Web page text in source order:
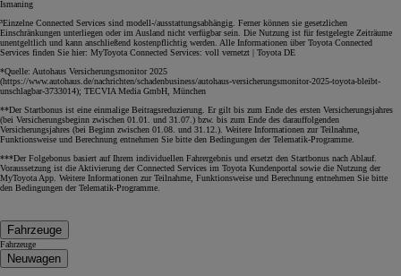
Ismaning
³Einzelne Connected Services sind modell-/ausstattungsabhängig. Ferner können sie gesetzlichen
Einschränkungen unterliegen oder im Ausland nicht verfügbar sein. Die Nutzung ist für festgelegte Zeiträume
unentgeltlich und kann anschließend kostenpflichtig werden. Alle Informationen über Toyota Connected
Services finden Sie hier: MyToyota Connected Services: voll vernetzt | Toyota DE
*Quelle: Autohaus Versicherungsmonitor 2025
(https://www.autohaus.de/nachrichten/schadenbusiness/autohaus-versicherungsmonitor-2025-toyota-bleibt-
unschlagbar-3733014); TECVIA Media GmbH, München
**Der Startbonus ist eine einmalige Beitragsreduzierung. Er gilt bis zum Ende des ersten Versicherungsjahres
(bei Versicherungsbeginn zwischen 01.01. und 31.07.) bzw. bis zum Ende des darauffolgenden
Versicherungsjahres (bei Beginn zwischen 01.08. und 31.12.). Weitere Informationen zur Teilnahme,
Funktionsweise und Berechnung entnehmen Sie bitte den Bedingungen der Telematik-Programme.
***Der Folgebonus basiert auf Ihrem individuellen Fahrergebnis und ersetzt den Startbonus nach Ablauf.
Voraussetzung ist die Aktivierung der Connected Services im Toyota Kundenportal sowie die Nutzung der
MyToyota App. Weitere Informationen zur Teilnahme, Funktionsweise und Berechnung entnehmen Sie bitte
den Bedingungen der Telematik-Programme.
Fahrzeuge
Fahrzeuge
Neuwagen